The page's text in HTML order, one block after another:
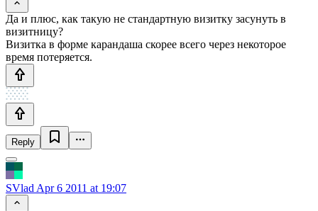
Да и плюс, как такую не стандартную визитку засунуть в
визитницу?
Визитка в форме карандаша скорее всего через некоторое
время потеряется.
Reply
SVlad Apr 6 2011 at 19:07